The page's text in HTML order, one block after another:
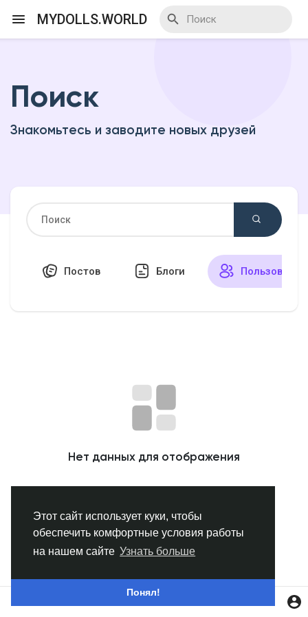
Этот сайт использует куки, чтобы
обеспечить комфортные условия работы
на нашем сайте Узнать больше
Понял!
MYDOLLS.WORLD
Я организатор
Смотреть Базар
Популярные посты
Найти сообщения
Поиск
Знакомьтесь и заводите новых друзей
Постов Блоги
Нет данных для отображения